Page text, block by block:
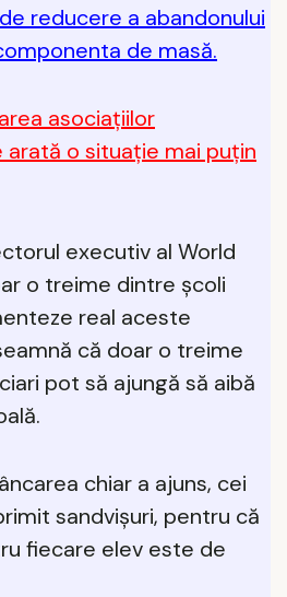
reducere a abandonului
de masă.
asociațiilor
o situație mai puțin
executiv al World
o treime dintre școli
real aceste
că doar o treime
pot să ajungă să aibă
chiar a ajuns, cei
sandvişuri, pentru că
fiecare elev este de